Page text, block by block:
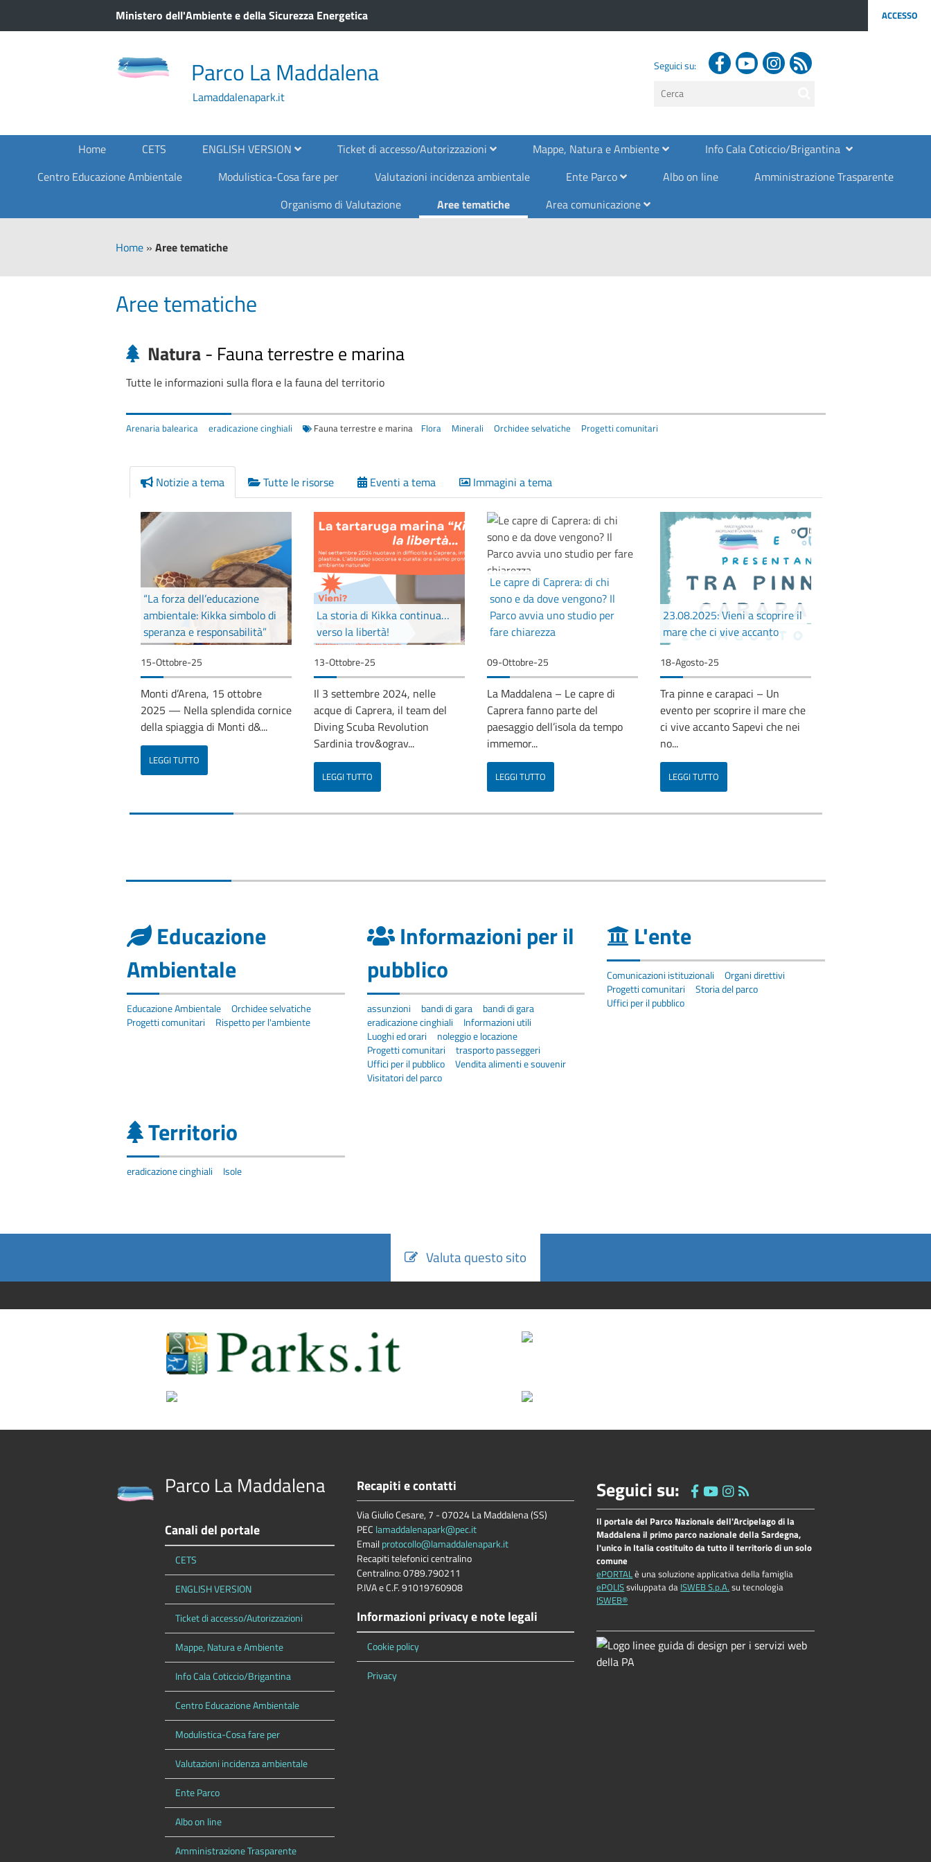
Ministero dell'Ambiente e della Sicurezza Energetica ACCESSO
Parco La Maddalena
Lamaddalenapark.it
Seguici su:
testo
Home
CETS ENGLISH VERSION Ticket di accesso/Autorizzazioni Mappe, Natura e Ambiente
Info Cala Coticcio/Brigantina
Centro Educazione Ambientale
Modulistica-Cosa fare per Valutazioni incidenza ambientale Ente Parco Albo on line
Amministrazione Trasparente
Organismo di Valutazione
Aree tematiche Area comunicazione
Home » Aree tematiche
Aree tematiche
Natura- Fauna terrestre e marina
Tutte le informazioni sulla flora e la fauna del territorio
Arenaria balearica eradicazione cinghiali Fauna terrestre e marina Flora Minerali Orchidee selvatiche Progetti comunitari
Notizie a tema Tutte le risorse Eventi a tema Immagini a tema
“La forza dell’educazione
ambientale: Kikka simbolo di
speranza e responsabilità”
15-Ottobre-25
Monti d’Arena, 15 ottobre
2025 — Nella splendida cornice
della spiaggia di Monti d&...
LEGGI TUTTO
La storia di Kikka continua…
verso la libertà!
13-Ottobre-25
Il 3 settembre 2024, nelle
acque di Caprera, il team del
Diving Scuba Revolution
Sardinia trov&ograv...
LEGGI TUTTO
Le capre di Caprera: di chi
sono e da dove vengono? Il
Parco avvia uno studio per
fare chiarezza
09-Ottobre-25
La Maddalena – Le capre di
Caprera fanno parte del
paesaggio dell’isola da tempo
immemor...
LEGGI TUTTO
23.08.2025: Vieni a scoprire il
mare che ci vive accanto
18-Agosto-25
Tra pinne e carapaci – Un
evento per scoprire il mare che
ci vive accanto Sapevi che nei
no...
LEGGI TUTTO
Educazione
Ambientale
Educazione Ambientale
Orchidee selvatiche
Progetti comunitari
Rispetto per l'ambiente
Informazioni per il
pubblico
assunzioni bandi di gara
bandi di gara
eradicazione cinghiali
Informazioni utili
Luoghi ed orari
noleggio e locazione
Progetti comunitari
trasporto passeggeri
Uffici per il pubblico
Vendita alimenti e souvenir
Visitatori del parco
L'ente
Comunicazioni istituzionali
Organi direttivi
Progetti comunitari
Storia del parco
Uffici per il pubblico
Territorio
eradicazione cinghiali Isole
Valuta questo sito
Parco La Maddalena
Canali del portale
CETS
ENGLISH VERSION
Ticket di accesso/Autorizzazioni
Mappe, Natura e Ambiente
Info Cala Coticcio/Brigantina
Centro Educazione Ambientale
Modulistica-Cosa fare per
Valutazioni incidenza ambientale
Ente Parco
Albo on line
Amministrazione Trasparente
Recapiti e contatti
Via Giulio Cesare, 7 - 07024 La Maddalena (SS)
PEC lamaddalenapark@pec.it
Emailprotocollo@lamaddalenapark.it
Recapiti telefonici centralino
Centralino: 0789.790211
P.IVA e C.F. 91019760908
Informazioni privacy e note legali
Cookie policy
Privacy
Seguici su:
Il portale del Parco Nazionale dell'Arcipelago di la
Maddalena il primo parco nazionale della Sardegna,
l'unico in Italia costituito da tutto il territorio di un solo
comune
ePORTALè una soluzione applicativa della famiglia
ePOLISsviluppata da ISWEB S.p.A. su tecnologia
ISWEB®